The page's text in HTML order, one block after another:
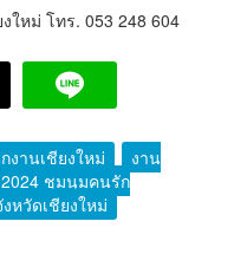
ใหม่ โทร. 053 248 604
งานเชียงใหม่
งาน
2024 ชุมนุมคนรัก
หวัดเชียงใหม่